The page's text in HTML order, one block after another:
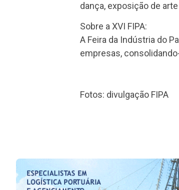
dança, exposição de
Sobre a XVI FIPA:
A Feira da Indústria do
empresas,
Fotos: divulgação FIPA